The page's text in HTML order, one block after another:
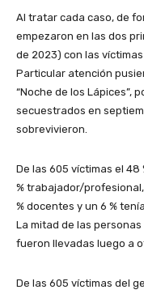
Al tratar cada caso, de
empezaron en las dos
de 2023) con las
Particular atención
“Noche de los Lápices”,
secuestrados en
sobrevivieron.
De las 605 víctimas el 48
% trabajador/
% docentes y un 6 %
La mitad de las
fueron llevadas luego a
De las 605 víctimas del